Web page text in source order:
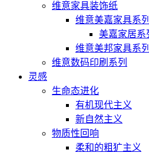
维意家具装饰纸
维意美嘉家具系列
美嘉家居系
维意美邦家具系列
维意数码印刷系列
灵感
生命态进化
有机现代主义
新自然主义
物质性回响
柔和的粗犷主义